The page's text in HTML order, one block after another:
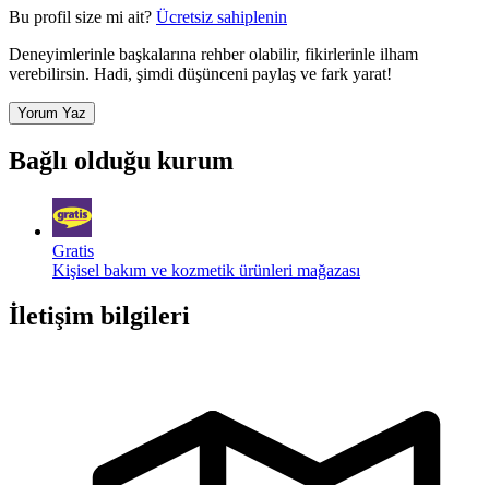
Bu profil size mi ait? Ücretsiz sahiplenin
Deneyimlerinle başkalarına rehber olabilir, fikirlerinle ilham
verebilirsin. Hadi, şimdi düşünceni paylaş ve fark yarat!
Yorum Yaz
Bağlı olduğu kurum
Gratis
Kişisel bakım ve kozmetik ürünleri mağazası
İletişim bilgileri